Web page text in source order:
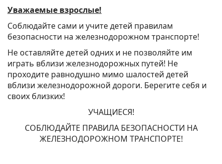
Уважаемые взрослые!
Соблюдайте сами и учите детей правилам
безопасности на железнодорожном транспорте!
Не оставляйте детей одних и не позволяйте им
играть вблизи железнодорожных путей! Не
проходите равнодушно мимо шалостей детей
вблизи железнодорожной дороги. Берегите себя и
своих близких!
УЧАЩИЕСЯ!
СОБЛЮДАЙТЕ ПРАВИЛА БЕЗОПАСНОСТИ НА
ЖЕЛЕЗНОДОРОЖНОМ ТРАНСПОРТЕ!